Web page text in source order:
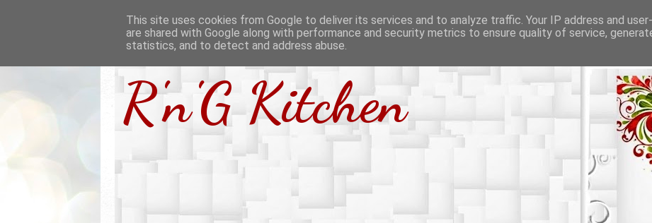
R'n'G Kitchen
This site uses cookies from Google to deliver its services and to analyze traffic. Your IP address and
are shared with Google along with performance and security metrics to ensure quality of service,
statistics, and to detect and address abuse.